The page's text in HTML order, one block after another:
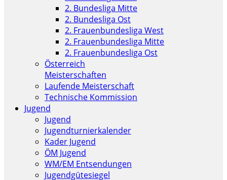
2. Bundesliga Mitte
2. Bundesliga Ost
2. Frauenbundesliga West
2. Frauenbundesliga Mitte
2. Frauenbundesliga Ost
Österreich
Meisterschaften
Laufende Meisterschaft
Technische Kommission
Jugend
Jugend
Jugendturnierkalender
Kader Jugend
ÖM Jugend
WM/EM Entsendungen
Jugendgütesiegel